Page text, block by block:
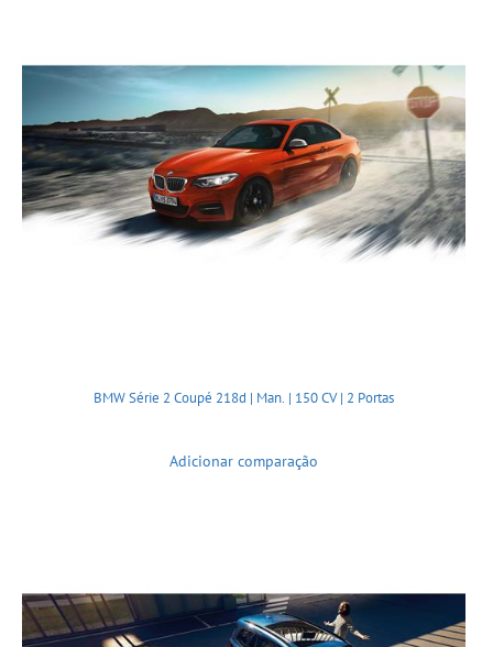
BMW Série 2 Coupé 218d | Man. | 150 CV | 2 Portas
Adicionar comparação